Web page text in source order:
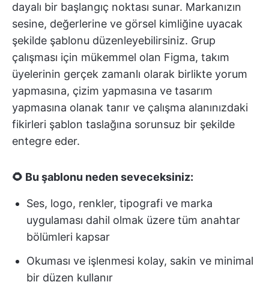
dayalı bir başlangıç noktası sunar. Markanızın
sesine, değerlerine ve görsel kimliğine uyacak
şekilde şablonu düzenleyebilirsiniz. Grup
çalışması için mükemmel olan Figma, takım
üyelerinin gerçek zamanlı olarak birlikte yorum
yapmasına, çizim yapmasına ve tasarım
yapmasına olanak tanır ve çalışma alanınızdaki
fikirleri şablon taslağına sorunsuz bir şekilde
entegre eder.
🌻 Bu şablonu neden seveceksiniz:
Ses, logo, renkler, tipografi ve marka
uygulaması dahil olmak üzere tüm anahtar
bölümleri kapsar
Okuması ve işlenmesi kolay, sakin ve minimal
bir düzen kullanır